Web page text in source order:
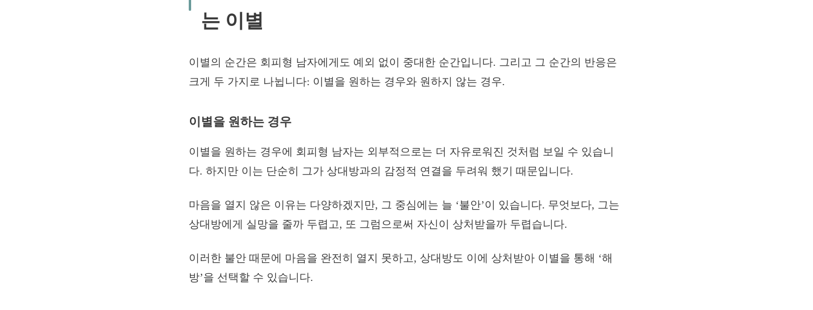
는 이별
이별의 순간은 회피형 남자에게도 예외 없이 중대한 순간입니다. 그리고 그 순간의 반응은
크게 두 가지로 나뉩니다: 이별을 원하는 경우와 원하지 않는 경우.
이별을 원하는 경우
이별을 원하는 경우에 회피형 남자는 외부적으로는 더 자유로워진 것처럼 보일 수 있습니
다. 하지만 이는 단순히 그가 상대방과의 감정적 연결을 두려워 했기 때문입니다.
마음을 열지 않은 이유는 다양하겠지만, 그 중심에는 늘 ‘불안’이 있습니다. 무엇보다, 그는
상대방에게 실망을 줄까 두렵고, 또 그럼으로써 자신이 상처받을까 두렵습니다.
이러한 불안 때문에 마음을 완전히 열지 못하고, 상대방도 이에 상처받아 이별을 통해 ‘해
방’을 선택할 수 있습니다.